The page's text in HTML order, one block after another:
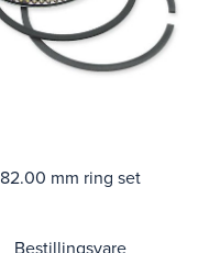
82.00 mm ring set
Bestillingsvare